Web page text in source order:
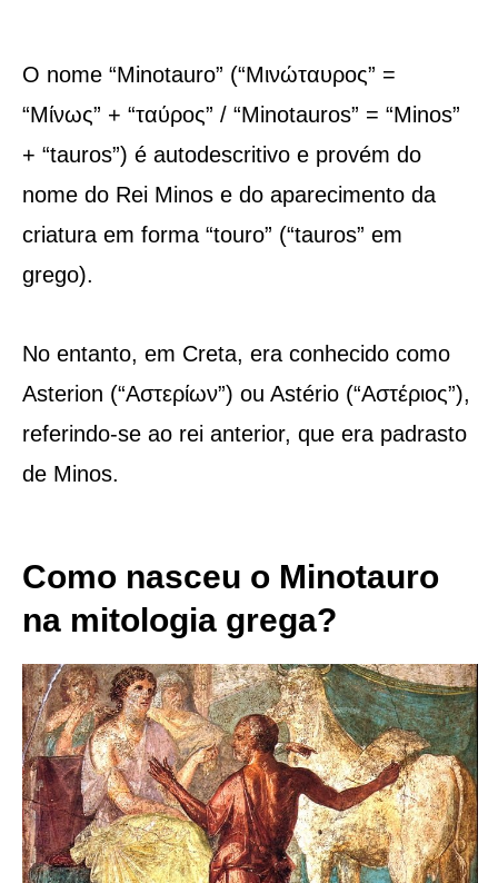
O nome “Minotauro” (“Μινώταυρος” =
“Μίνως” + “ταύρος” / “Minotauros” = “Minos”
+ “tauros”) é autodescritivo e provém do
nome do Rei Minos e do aparecimento da
criatura em forma “touro” (“tauros” em
grego).
No entanto, em Creta, era conhecido como
Asterion (“Αστερίων”) ou Astério (“Αστέριος”),
referindo-se ao rei anterior, que era padrasto
de Minos.
Como nasceu o Minotauro
na mitologia grega?